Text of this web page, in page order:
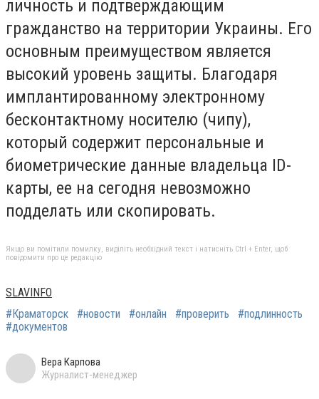
личность и подтверждающим
гражданство на территории Украины. Его
основным преимуществом является
высокий уровень защиты. Благодаря
имплантированному электронному
бесконтактному носителю (чипу),
который содержит персональные и
биометрические данные владельца ID-
карты, ее на сегодня невозможно
подделать или скопировать.
Якщо ви помітили помилку, виділіть необхідний текст і натисніть Ctrl + Enter, щоб
повідомити про це редакцію
SLAVINFO
#Краматорск
#новости #онлайн #проверить
#подлинность
#документов
Вера Карпова
Журналист-менеджер